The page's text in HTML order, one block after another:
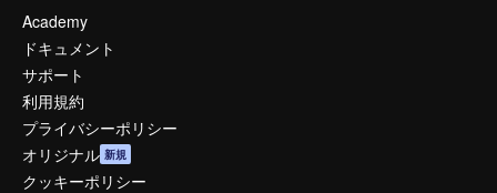
Academy
ドキュメント
サポート
利用規約
プライバシーポリシー
オリジナル 新規
クッキーポリシー